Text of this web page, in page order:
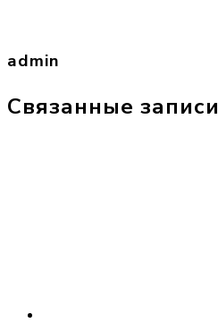
admin
Связанные записи